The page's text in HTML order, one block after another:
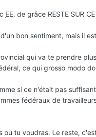
démarches en parallèle ?
au niveau fédéral et que
EE, de grâce RESTE SUR
bon sentiment, mais il
qui va te prendre
ce qui grosso modo
si ce n'était pas
fédéraux de
où tu voudras. Le reste,